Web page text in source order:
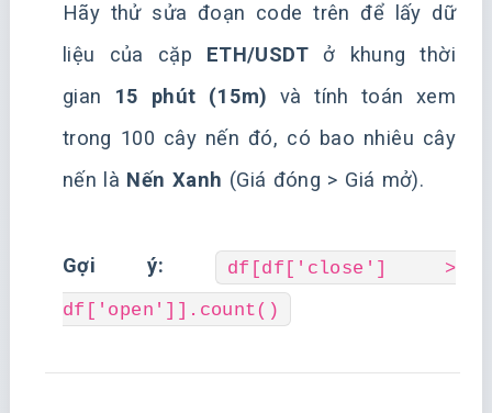
Hãy thử sửa đoạn code trên để lấy dữ
liệu của cặp ETH/USDT ở khung thời
gian
15 phút (15m) và tính toán xem
trong 100 cây nến đó, có bao nhiêu cây
nến là Nến Xanh (Giá đóng > Giá mở).
Gợi ý:
df[df['close'] >
df['open']].count()